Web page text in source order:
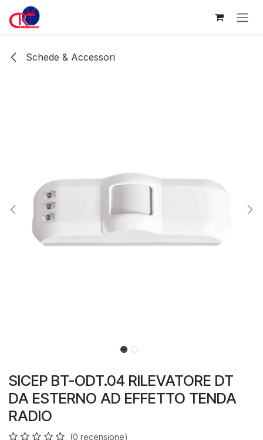
Passa al contenuto
Schede & Accessori
SICEP BT-ODT.04 RILEVATORE DT
DA ESTERNO AD EFFETTO TENDA
RADIO
(0 recensione)